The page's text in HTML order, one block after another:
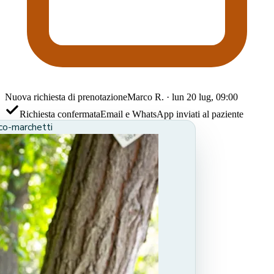
Nuova richiesta di prenotazioneMarco R. · lun 20 lug, 09:00
Richiesta confermataEmail e WhatsApp inviati al paziente
marchetti